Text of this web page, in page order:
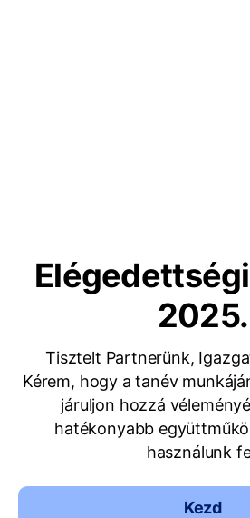
2025.
Tisztelt Partnerünk,
Kérem, hogy a tanév
járuljon hozzá
hatékonyabb
használunk
Kezd